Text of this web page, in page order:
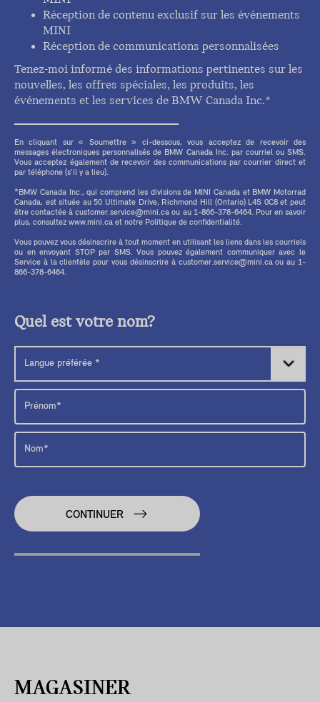
Réception de contenu exclusif sur les événements
MINI
Réception de communications personnalisées
Tenez-moi informé des informations pertinentes sur les
nouvelles, les offres spéciales, les produits, les
événements et les services de BMW Canada Inc.*
En cliquant sur « Soumettre » ci-dessous, vous acceptez de recevoir des
messages électroniques personnalisés de BMW Canada Inc. par courriel ou SMS.
Vous acceptez également de recevoir des communications par courrier direct et
par téléphone (s'il y a lieu).
*BMW Canada Inc., qui comprend les divisions de MINI Canada et BMW Motorrad
Canada, est située au 50 Ultimate Drive, Richmond Hill (Ontario) L4S 0C8 et peut
être contactée à customer.service@mini.ca ou au 1-866-378-6464. Pour en savoir
plus, consultez www.mini.ca et notre Politique de confidentialité.
Vous pouvez vous désinscrire à tout moment en utilisant les liens dans les courriels
ou en envoyant STOP par SMS. Vous pouvez également communiquer avec le
Service à la clientèle pour vous désinscrire à customer.service@mini.ca ou au 1-
866-378-6464.
Quel est votre nom?
CONTINUER
MAGASINER